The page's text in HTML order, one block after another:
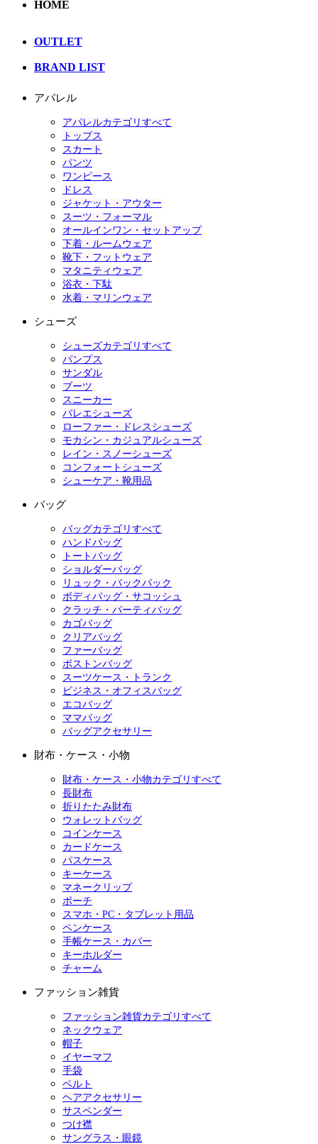
HOME
OUTLET
BRAND LIST
アパレル
アパレルカテゴリすべて
トップス
スカート
パンツ
ワンピース
ドレス
ジャケット・アウター
スーツ・フォーマル
オールインワン・セットアップ
下着・ルームウェア
靴下・フットウェア
マタニティウェア
浴衣・下駄
水着・マリンウェア
シューズ
シューズカテゴリすべて
パンプス
サンダル
ブーツ
スニーカー
バレエシューズ
ローファー・ドレスシューズ
モカシン・カジュアルシューズ
レイン・スノーシューズ
コンフォートシューズ
シューケア・靴用品
バッグ
バッグカテゴリすべて
ハンドバッグ
トートバッグ
ショルダーバッグ
リュック・バックパック
ボディバッグ・サコッシュ
クラッチ・パーティバッグ
カゴバッグ
クリアバッグ
ファーバッグ
ボストンバッグ
スーツケース・トランク
ビジネス・オフィスバッグ
エコバッグ
ママバッグ
バッグアクセサリー
財布・ケース・小物
財布・ケース・小物カテゴリすべて
長財布
折りたたみ財布
ウォレットバッグ
コインケース
カードケース
パスケース
キーケース
マネークリップ
ポーチ
スマホ・PC・タブレット用品
ペンケース
手帳ケース・カバー
キーホルダー
チャーム
ファッション雑貨
ファッション雑貨カテゴリすべて
ネックウェア
帽子
イヤーマフ
手袋
ベルト
ヘアアクセサリー
サスペンダー
つけ襟
サングラス・眼鏡